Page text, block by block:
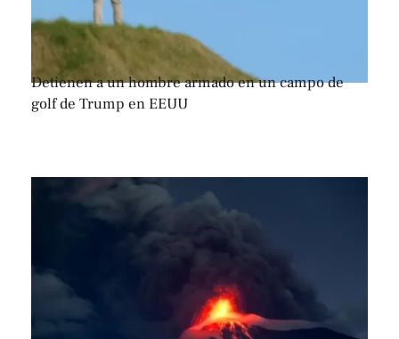
Detienen a un hombre armado en un campo de
golf de Trump en EEUU